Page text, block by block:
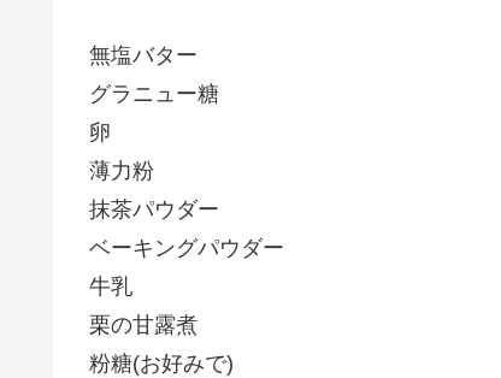
無塩バター
グラニュー糖
卵
薄力粉
抹茶パウダー
ベーキングパウダー
牛乳
栗の甘露煮
粉糖(お好みで)